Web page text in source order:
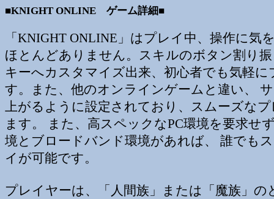
■KNIGHT ONLINE ゲーム詳細■
「KNIGHT ONLINE」はプレイ中、操作に気
ほとんどありません。スキルのボタン割り
キーへカスタマイズ出来、初心者でも気軽
す。また、他のオンラインゲームと違い、
上がるように設定されており、スムーズな
ます。 また、高スペックなPC環境を要求せ
境とブロードバンド環境があれば、 誰でも
イが可能です。
プレイヤーは、「人間族」または「魔族」の